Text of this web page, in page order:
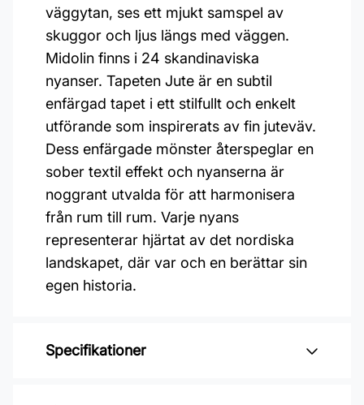
väggytan, ses ett mjukt samspel av
skuggor och ljus längs med väggen.
Midolin finns i 24 skandinaviska
nyanser. Tapeten Jute är en subtil
enfärgad tapet i ett stilfullt och enkelt
utförande som inspirerats av fin juteväv.
Dess enfärgade mönster återspeglar en
sober textil effekt och nyanserna är
noggrant utvalda för att harmonisera
från rum till rum. Varje nyans
representerar hjärtat av det nordiska
landskapet, där var och en berättar sin
egen historia.
Specifikationer